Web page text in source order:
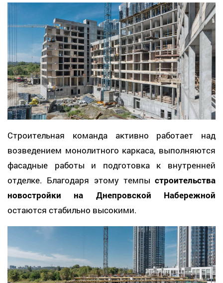
Строительная команда активно работает над
возведением монолитного каркаса, выполняются
фасадные работы и подготовка к внутренней
отделке. Благодаря этому темпы строительства
новостройки на Днепровской Набережной
остаются стабильно высокими.